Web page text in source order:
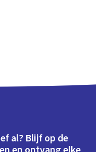
al? Blijf op de